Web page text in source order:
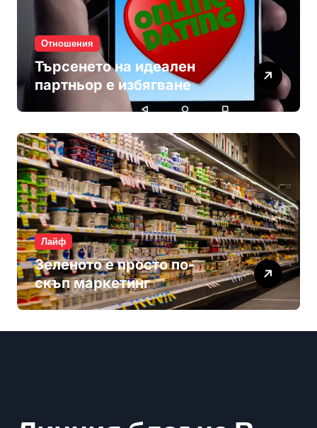
Отношения
Търсенето на идеален
партньор е избягване
Лайф
Зеленото е просто по-
скъп маркетинг